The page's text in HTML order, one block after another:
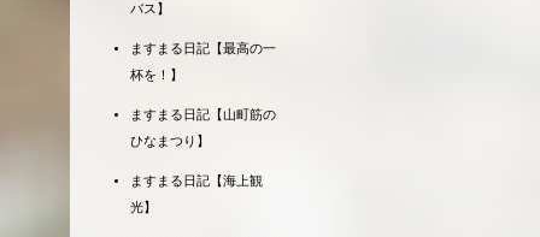
バス】
ますまる日記【最高の一
杯を！】
ますまる日記【山町筋の
ひなまつり】
ますまる日記【海上観
光】